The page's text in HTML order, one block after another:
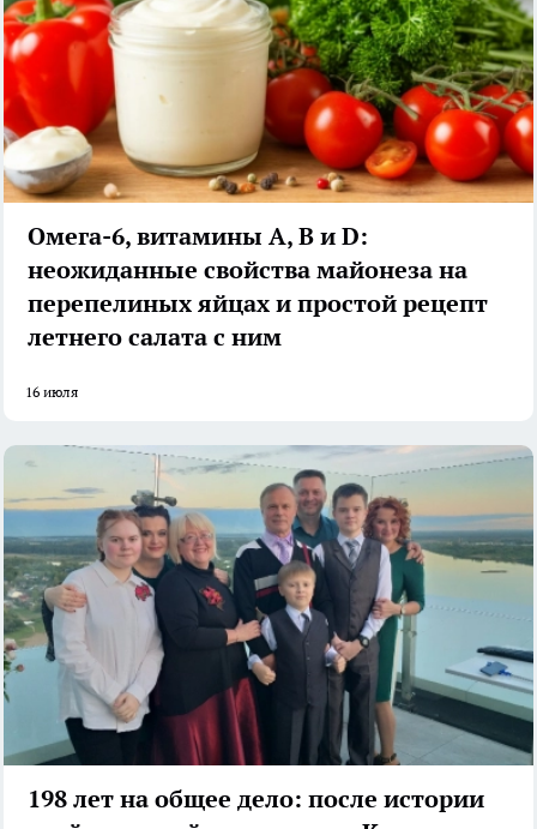
Омега-6, витамины А, В и D:
неожиданные свойства майонеза на
перепелиных яйцах и простой рецепт
летнего салата с ним
16 июля
198 лет на общее дело: после истории